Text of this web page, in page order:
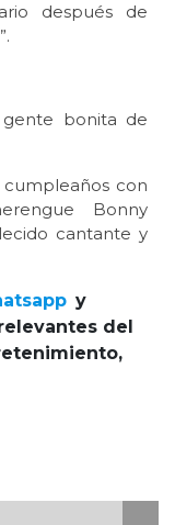
después de
bonita de
con
Bonny
cantante y
y
del